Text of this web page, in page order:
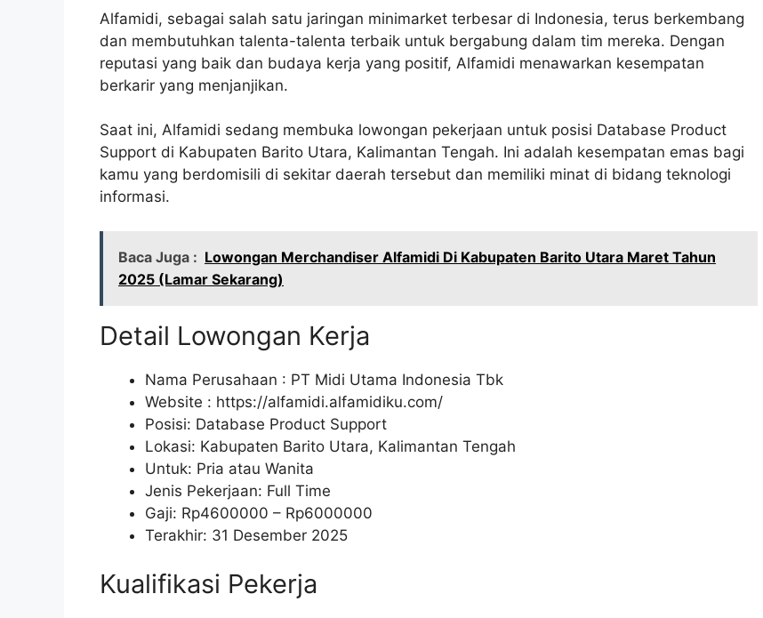
Alfamidi, sebagai salah satu jaringan minimarket terbesar di Indonesia, terus berkembang
dan membutuhkan talenta-talenta terbaik untuk bergabung dalam tim mereka. Dengan
reputasi yang baik dan budaya kerja yang positif, Alfamidi menawarkan kesempatan
berkarir yang menjanjikan.
Saat ini, Alfamidi sedang membuka lowongan pekerjaan untuk posisi Database Product
Support di Kabupaten Barito Utara, Kalimantan Tengah. Ini adalah kesempatan emas bagi
kamu yang berdomisili di sekitar daerah tersebut dan memiliki minat di bidang teknologi
informasi.
Baca Juga : Lowongan Merchandiser Alfamidi Di Kabupaten Barito Utara Maret Tahun
2025 (Lamar Sekarang)
Detail Lowongan Kerja
Nama Perusahaan : PT Midi Utama Indonesia Tbk
Website : https://alfamidi.alfamidiku.com/
Posisi: Database Product Support
Lokasi: Kabupaten Barito Utara, Kalimantan Tengah
Untuk: Pria atau Wanita
Jenis Pekerjaan: Full Time
Gaji: Rp4600000 – Rp6000000
Terakhir: 31 Desember 2025
Kualifikasi Pekerja